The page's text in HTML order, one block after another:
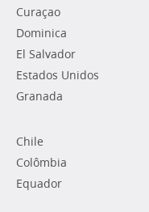
Curaçao
Dominica
El Salvador
Estados Unidos
Granada
Chile
Colômbia
Equador